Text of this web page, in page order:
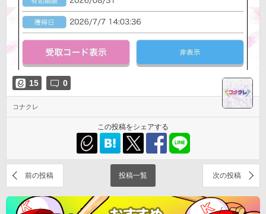
15 0
コナクレ
この投稿をシェアする
前の投稿 投稿一覧 次の投稿